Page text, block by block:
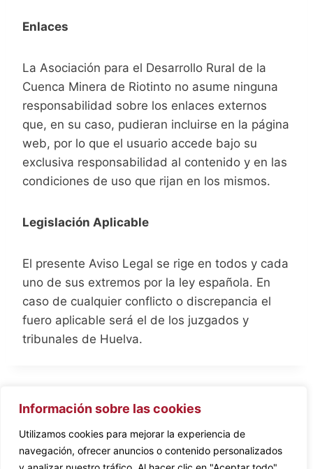
Información sobre las cookies
Utilizamos cookies para mejorar la experiencia de
navegación, ofrecer anuncios o contenido personalizados
Enlaces
La Asociación para el Desarrollo Rural de la
Cuenca Minera de Riotinto no asume ninguna
responsabilidad sobre los enlaces externos
que, en su caso, pudieran incluirse en la página
web, por lo que el usuario accede bajo su
exclusiva responsabilidad al contenido y en las
condiciones de uso que rijan en los mismos.
Legislación Aplicable
El presente Aviso Legal se rige en todos y cada
uno de sus extremos por la ley española. En
caso de cualquier conflicto o discrepancia el
fuero aplicable será el de los juzgados y
tribunales de Huelva.